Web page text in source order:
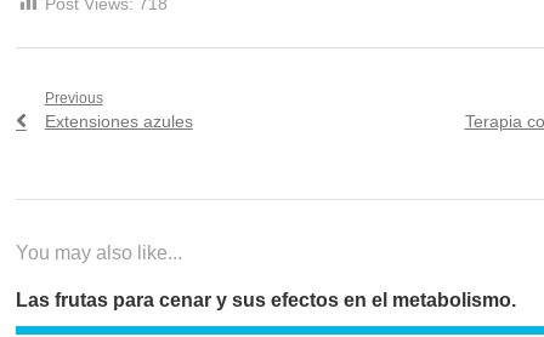
Navegación
entradas
Previous
Previous
Extensiones azules
Next
Terapia
You may also like...
Las frutas para cenar y sus efectos en el metabolismo.